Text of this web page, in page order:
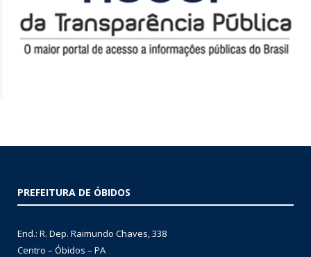
PREFEITURA DE ÓBIDOS
End.: R. Dep. Raimundo Chaves, 338
Centro – Óbidos – PA